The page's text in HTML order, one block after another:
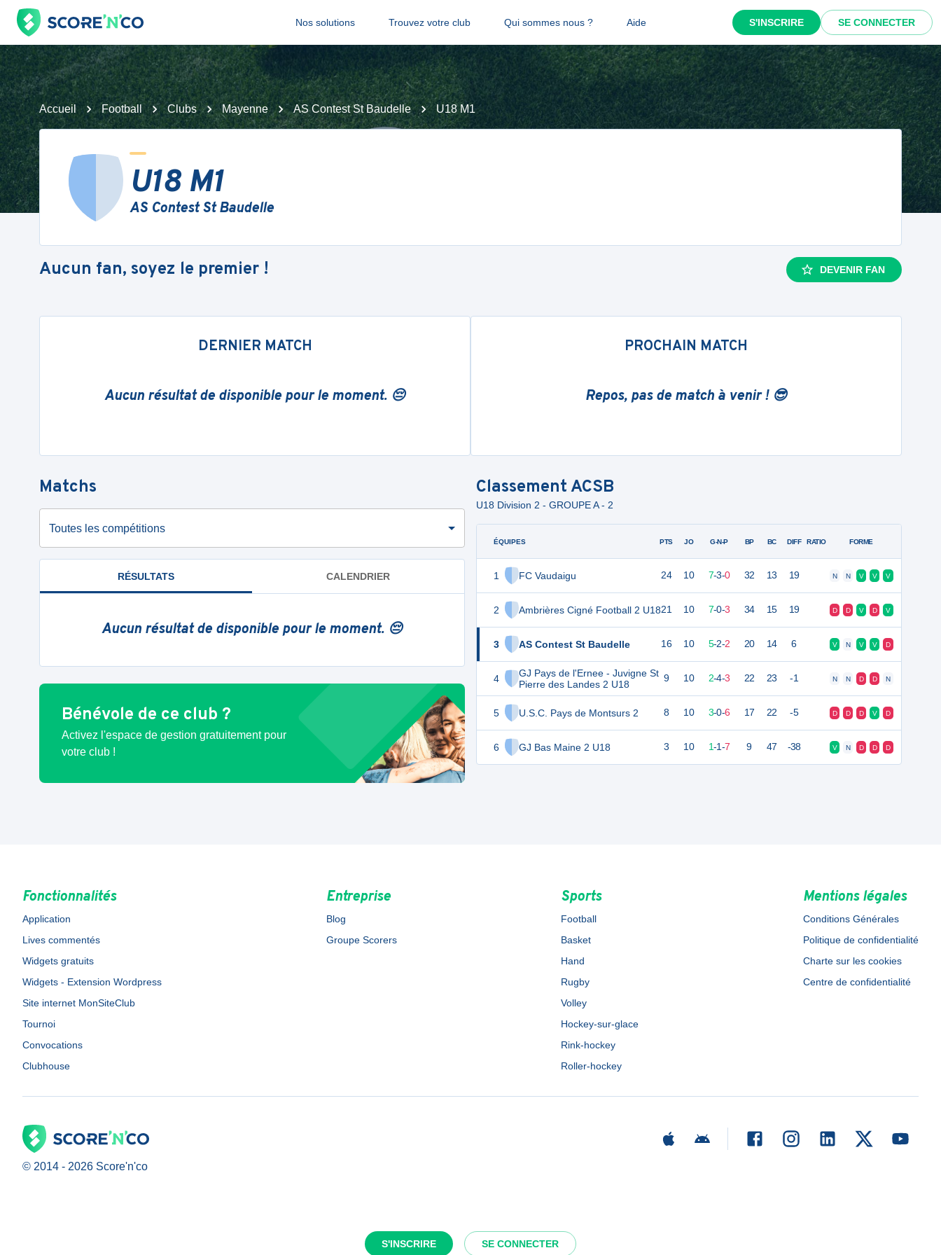
Nos solutions Trouvez votre club Qui sommes nous ? Aide S'INSCRIRE SE CONNECTER
S'INSCRIRE SE CONNECTER
Accueil Football Clubs Mayenne AS Contest St Baudelle U18 M1
U18 M1
AS Contest St Baudelle
Aucun fan, soyez le premier ! DEVENIR FAN
DERNIER MATCH
Aucun résultat de disponible pour le moment. 😔
PROCHAIN MATCH
Repos, pas de match à venir ! 😎
Matchs
Toutes les compétitions
RÉSULTATS CALENDRIER
Aucun résultat de disponible pour le moment. 😔
Bénévole de ce club ?
Activez l'espace de gestion gratuitement pour
votre club !
Classement ACSB
U18 Division 2 - GROUPE A - 2
ÉQUIPES
1 FC Vaudaigu
2 Ambrières Cigné Football 2 U18
3 AS Contest St Baudelle
4
GJ Pays de l'Ernee - Juvigne St
Pierre des Landes 2 U18
5 U.S.C. Pays de Montsurs 2
6 GJ Bas Maine 2 U18
PTS JO G-N-P BP BC DIFF RATIO FORME
24 10 7-3-0 32 13 19 N N V V V
21 10 7-0-3 34 15 19 D D V D V
16 10 5-2-2 20 14 6 V N V V D
9 10 2-4-3 22 23 -1 N N D D N
8 10 3-0-6 17 22 -5 D D D V D
3 10 1-1-7 9 47 -38 V N D D D
Fonctionnalités
Application
Lives commentés
Widgets gratuits
Widgets - Extension Wordpress
Site internet MonSiteClub
Tournoi
Convocations
Clubhouse
Entreprise
Blog
Groupe Scorers
Sports
Football
Basket
Hand
Rugby
Volley
Hockey-sur-glace
Rink-hockey
Roller-hockey
Mentions légales
Conditions Générales
Politique de confidentialité
Charte sur les cookies
Centre de confidentialité
© 2014 - 2026 Score'n'co